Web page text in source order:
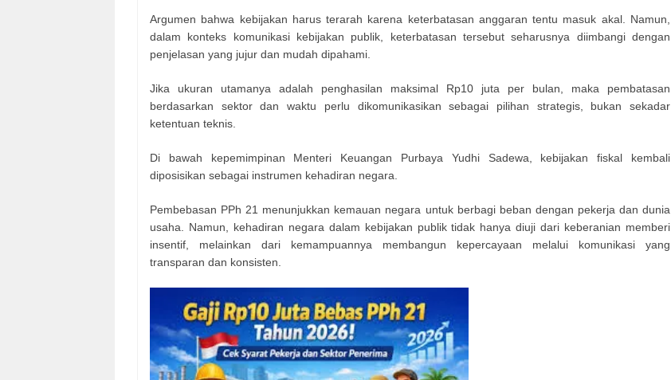
Argumen bahwa kebijakan harus terarah karena keterbatasan anggaran tentu masuk akal. Namun,
dalam konteks komunikasi kebijakan publik, keterbatasan tersebut seharusnya diimbangi dengan
penjelasan yang jujur dan mudah dipahami.
Jika ukuran utamanya adalah penghasilan maksimal Rp10 juta per bulan, maka pembatasan
berdasarkan sektor dan waktu perlu dikomunikasikan sebagai pilihan strategis, bukan sekadar
ketentuan teknis.
Di bawah kepemimpinan Menteri Keuangan Purbaya Yudhi Sadewa, kebijakan fiskal kembali
diposisikan sebagai instrumen kehadiran negara.
Pembebasan PPh 21 menunjukkan kemauan negara untuk berbagi beban dengan pekerja dan dunia
usaha. Namun, kehadiran negara dalam kebijakan publik tidak hanya diuji dari keberanian memberi
insentif, melainkan dari kemampuannya membangun kepercayaan melalui komunikasi yang
transparan dan konsisten.